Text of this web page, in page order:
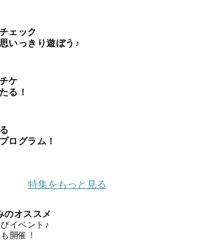
ェック
いっきり遊ぼう♪
ケ
る！
ログラム！
特集をもっと見る
のオススメ
イベント♪
開催！